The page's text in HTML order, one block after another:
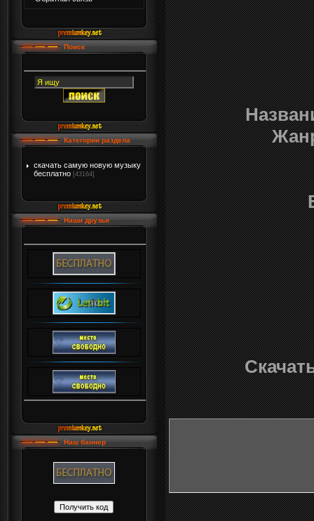
Поиск
Категории раздела
скачать самую новую музыку
бесплатно [43164]
Наши друзья
Наш баннер